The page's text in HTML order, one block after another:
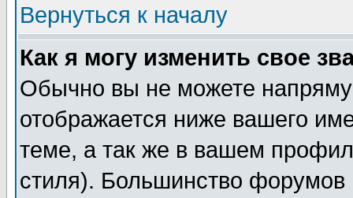
Вернуться к началу
Как я могу изменить свое
Обычно вы не можете
отображается ниже вашего
теме, а так же в вашем
стиля). Большинство форумов